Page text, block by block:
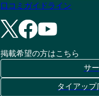
口コミガイドライン
掲載希望の方はこちら
サ
タイアップ